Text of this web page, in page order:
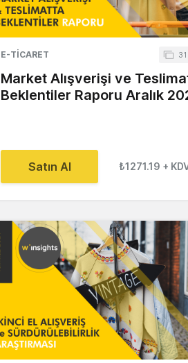
E-TICARET
Market Alışverişi ve
Beklentiler Raporu Aralık
Satın Al ₺1271.19 +